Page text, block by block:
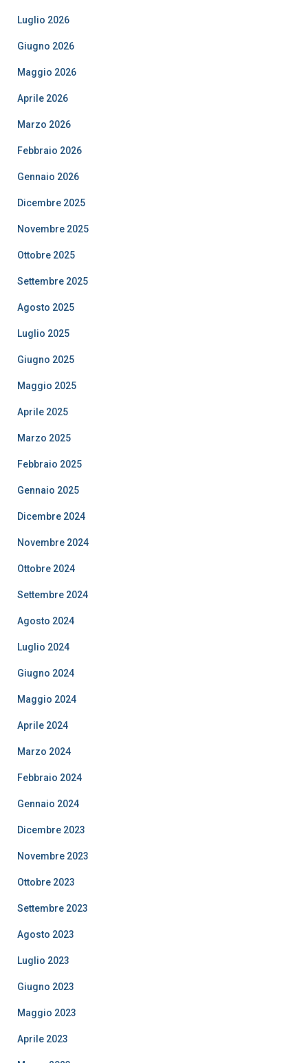
Luglio 2026
Giugno 2026
Maggio 2026
Aprile 2026
Marzo 2026
Febbraio 2026
Gennaio 2026
Dicembre 2025
Novembre 2025
Ottobre 2025
Settembre 2025
Agosto 2025
Luglio 2025
Giugno 2025
Maggio 2025
Aprile 2025
Marzo 2025
Febbraio 2025
Gennaio 2025
Dicembre 2024
Novembre 2024
Ottobre 2024
Settembre 2024
Agosto 2024
Luglio 2024
Giugno 2024
Maggio 2024
Aprile 2024
Marzo 2024
Febbraio 2024
Gennaio 2024
Dicembre 2023
Novembre 2023
Ottobre 2023
Settembre 2023
Agosto 2023
Luglio 2023
Giugno 2023
Maggio 2023
Aprile 2023